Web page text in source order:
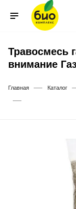
Травосмесь
внимание
Главная — Каталог
—